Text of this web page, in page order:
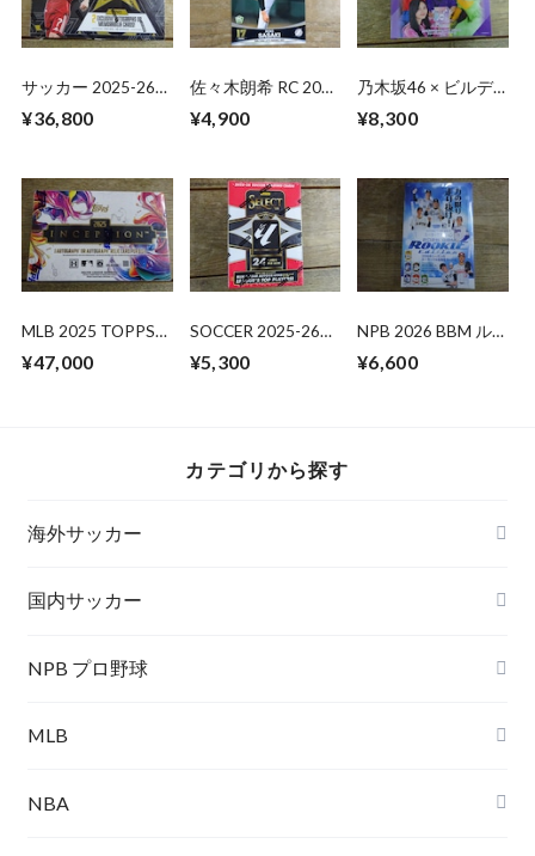
サッカー 2025-26
HOBBY
¥36,800
佐々木朗希 RC 2020
¥4,900
乃木坂46 × ビルデ
トレーディングカー
¥8,300
MLB 2025 TOPPS
未開封 BOX
¥47,000
SOCCER 2025-26
LALIGA BLASTER 未
¥5,300
NPB 2026 BBM ル
未開封 BOX
¥6,600
カテゴリから探す
海外サッカー
国内サッカー
NPB プロ野球
MLB
NBA